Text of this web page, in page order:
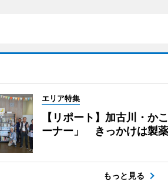
エリア特集
【リポート】加古川・か
ーナー」 きっかけは製
もっと見る